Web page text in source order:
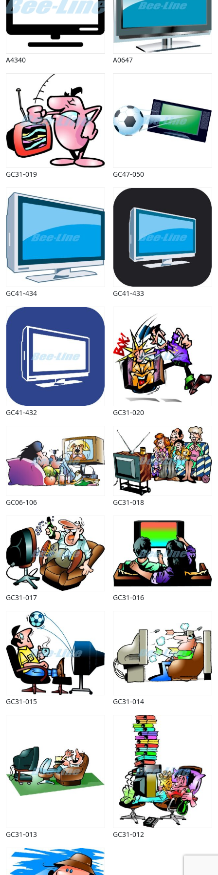
Påske
Pinse
Politik, arbejdsmarked
Scenarier
Skibe, både, søfart
Sommer
Spil
Sport
Spots
Stjernetegn, astrologi
Sundhed, sygdom
Trafik, færdsel
Udsalg og andre begreber
Underholdning, kultur
A4340 A0647
GC31-019 GC47-050
GC41-434 GC41-433
GC41-432 GC31-020
GC06-106 GC31-018
GC31-017 GC31-016
GC31-015 GC31-014
GC31-013 GC31-012